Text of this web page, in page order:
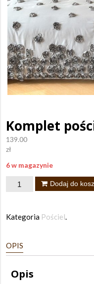
Komplet
139.00
zł
6 w magazynie
ilość
Roses
Dodaj do
Kategoria Pościel.
OPIS
Opis